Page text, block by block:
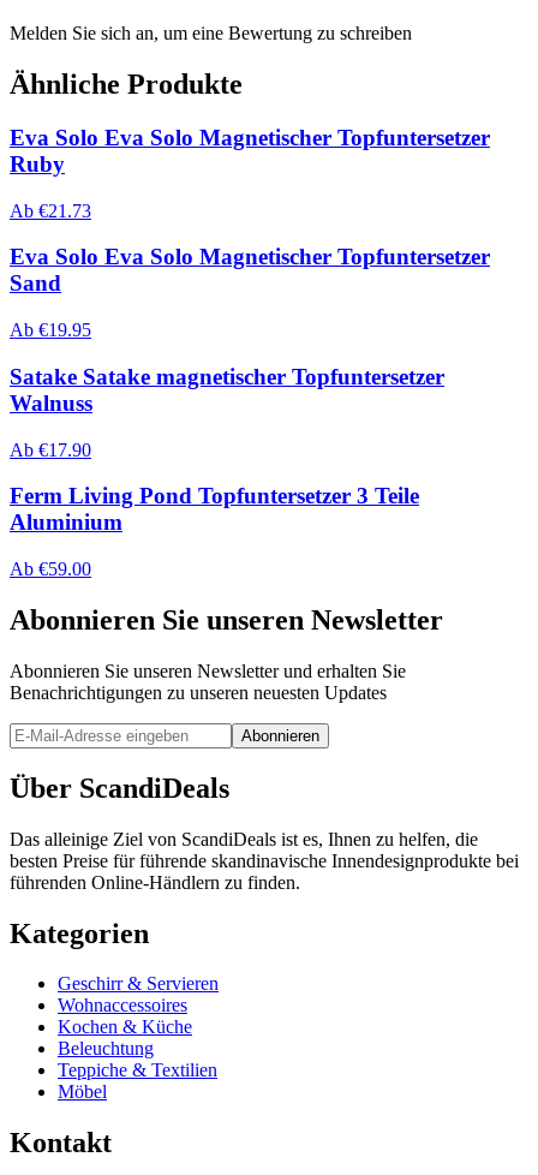
Melden Sie sich an, um eine Bewertung zu schreiben
Ähnliche Produkte
Eva Solo Eva Solo Magnetischer Topfuntersetzer
Ruby
Ab €21.73
Eva Solo Eva Solo Magnetischer Topfuntersetzer
Sand
Ab €19.95
Satake Satake magnetischer Topfuntersetzer
Walnuss
Ab €17.90
Ferm Living Pond Topfuntersetzer 3 Teile
Aluminium
Ab €59.00
Abonnieren Sie unseren Newsletter
Abonnieren Sie unseren Newsletter und erhalten Sie
Benachrichtigungen zu unseren neuesten Updates
Abonnieren
Über ScandiDeals
Das alleinige Ziel von ScandiDeals ist es, Ihnen zu helfen, die
besten Preise für führende skandinavische Innendesignprodukte bei
führenden Online-Händlern zu finden.
Kategorien
Geschirr & Servieren
Wohnaccessoires
Kochen & Küche
Beleuchtung
Teppiche & Textilien
Möbel
Kontakt